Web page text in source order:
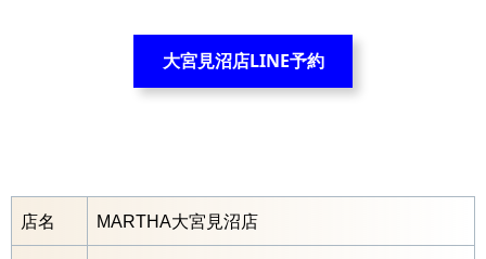
大宮見沼店LINE予約
店名 MARTHA大宮見沼店